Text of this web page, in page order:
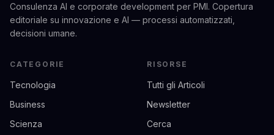
Consulenza AI e corporate development per PMI. Copertura
editoriale su innovazione e AI — processi automatizzati,
decisioni umane.
CATEGORIE
Tecnologia
Business
Scienza
RISORSE
Tutti gli Articoli
Newsletter
Cerca